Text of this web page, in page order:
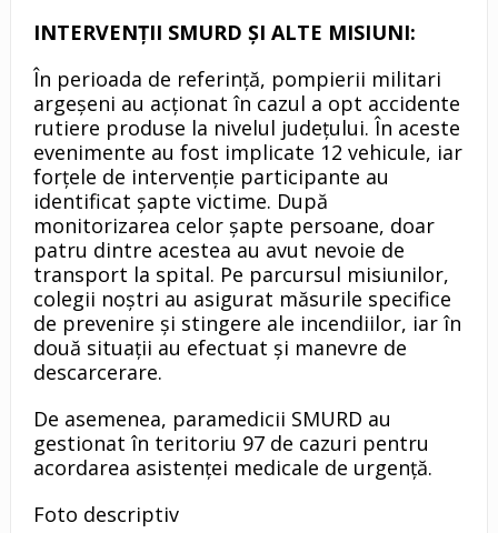
INTERVENŢII SMURD ȘI ALTE MISIUNI:
În perioada de referință, pompierii militari
argeșeni au acționat în cazul a opt accidente
rutiere produse la nivelul județului. În aceste
evenimente au fost implicate 12 vehicule, iar
forțele de intervenție participante au
identificat șapte victime. După
monitorizarea celor șapte persoane, doar
patru dintre acestea au avut nevoie de
transport la spital. Pe parcursul misiunilor,
colegii noștri au asigurat măsurile specifice
de prevenire și stingere ale incendiilor, iar în
două situații au efectuat și manevre de
descarcerare.
De asemenea, paramedicii SMURD au
gestionat în teritoriu 97 de cazuri pentru
acordarea asistenței medicale de urgență.
Foto descriptiv